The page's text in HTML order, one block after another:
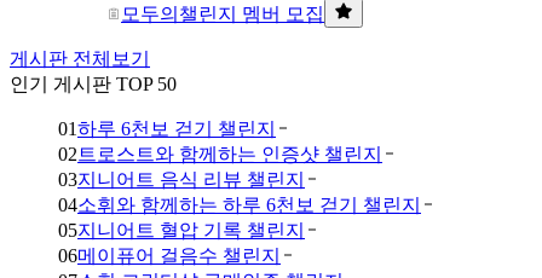
모두의챌린지 멤버 모집
게시판 전체보기
인기 게시판 TOP 50
01하루 6천보 걷기 챌린지
02 트로스트와 함께하는 인증샷 챌린지
03지니어트 음식 리뷰 챌린지
04소휘와 함께하는 하루 6천보 걷기 챌린지
05지니어트 혈압 기록 챌린지
06메이퓨어 걸음수 챌린지